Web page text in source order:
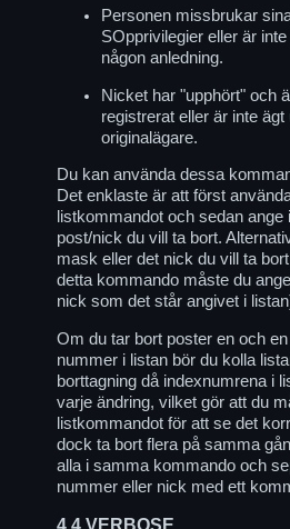
Personen missbrukar
SOpprivilegier eller är
någon anledning.
Nicket har "upphört" och
registrerat eller är inte
originalägare.
Du kan använda dessa
Det enklaste är att först
listkommandot och sedan
post/nick du vill ta bort.
mask eller det nick du vill ta
detta kommando måste du
nick som det står angivet i
Om du tar bort poster en och
nummer i listan bör du kolla
borttagning då indexnumrena i
varje ändring, vilket gör att du
listkommandot för att se det
dock ta bort flera på samma
alla i samma kommando och
nummer eller nick med ett
4.4 VERBOSE